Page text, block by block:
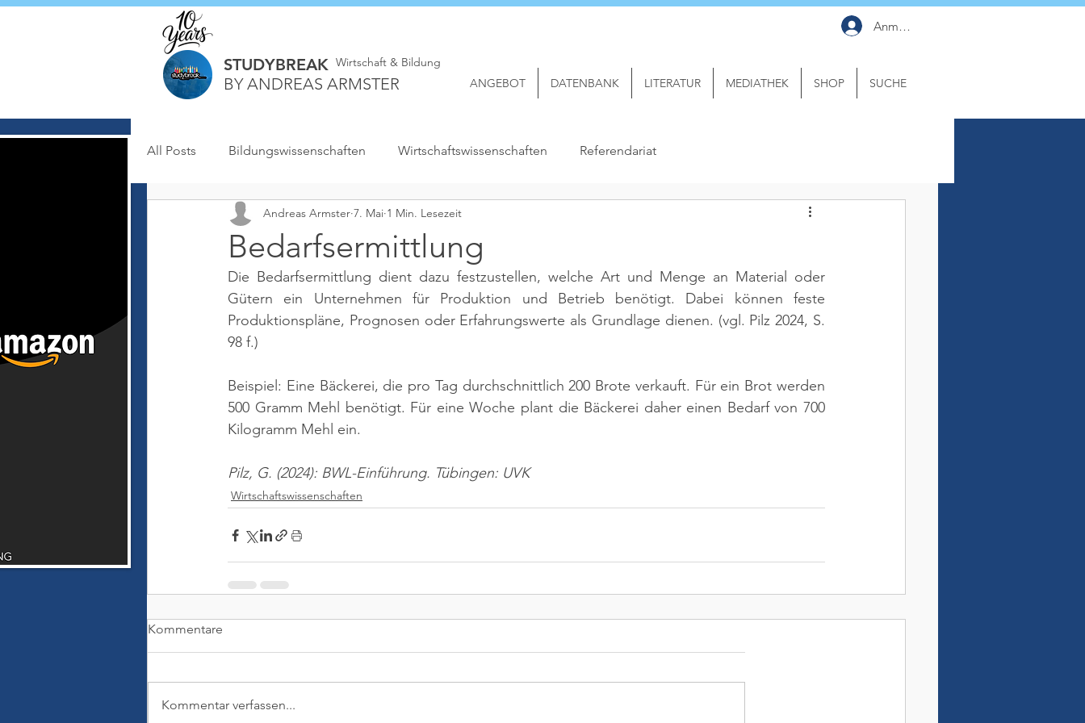
STUDYBREAK
BY ANDREAS ARMSTER
Wirtschaft & Bildung
Anmelden
ANGEBOT DATENBANK LITERATUR MEDIATHEK SHOP SUCHE
All Posts Bildungswissenschaften Wirtschaftswissenschaften Referendariat
Bedarfsermittlung
Andreas Armster 7. Mai 1 Min. Lesezeit
Die Bedarfsermittlung dient dazu festzustellen, welche Art und Menge an Material oder
Gütern ein Unternehmen für Produktion und Betrieb benötigt. Dabei können feste
Produktionspläne, Prognosen oder Erfahrungswerte als Grundlage dienen. (vgl. Pilz 2024, S.
98 f.)
Beispiel: Eine Bäckerei, die pro Tag durchschnittlich 200 Brote verkauft. Für ein Brot werden
500 Gramm Mehl benötigt. Für eine Woche plant die Bäckerei daher einen Bedarf von 700
Kilogramm Mehl ein.
Pilz, G. (2024): BWL-Einführung. Tübingen: UVK
Wirtschaftswissenschaften
Kommentare
Kommentar verfassen...